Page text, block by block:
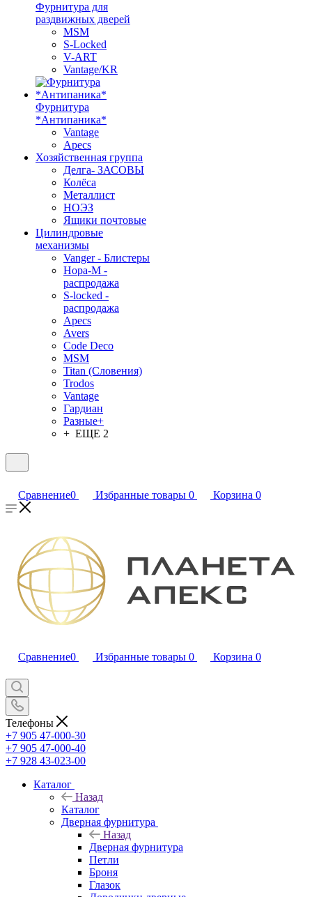
Фурнитура для
раздвижных дверей
MSM
S-Locked
V-ART
Vantage/KR
Фурнитура
*Антипаника*
Vantage
Apecs
Хозяйственная группа
Делга- ЗАСОВЫ
Колёса
Металлист
НОЭЗ
Ящики почтовые
Цилиндровые
механизмы
Vanger - Блистеры
Нора-М -
распродажа
S-locked -
распродажа
Apecs
Avers
Code Deco
MSM
Titan (Словения)
Trodos
Vantage
Гардиан
Разные+
+ ЕЩЕ 2
Сравнение0 Избранные товары 0 Корзина 0
Сравнение0 Избранные товары 0 Корзина 0
Телефоны
+7 905 47-000-30
+7 905 47-000-40
+7 928 43-023-00
Каталог
Назад
Каталог
Дверная фурнитура
Назад
Дверная фурнитура
Петли
Броня
Глазок